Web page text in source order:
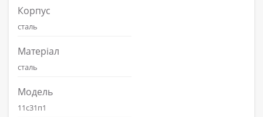
Корпус
сталь
Матеріал
сталь
Модель
11с31п1